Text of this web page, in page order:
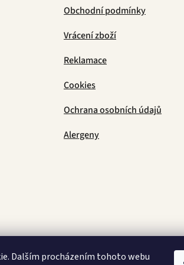
Dalším procházením tohoto webu
Obchodní podmínky
Vrácení zboží
Reklamace
Cookies
Ochrana osobních údajů
Alergeny